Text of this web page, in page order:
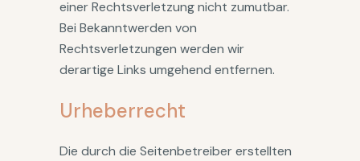
einer Rechtsverletzung nicht zumutbar.
Bei Bekanntwerden von
Rechtsverletzungen werden wir
derartige Links umgehend entfernen.
Urheberrecht
Die durch die Seitenbetreiber erstellten